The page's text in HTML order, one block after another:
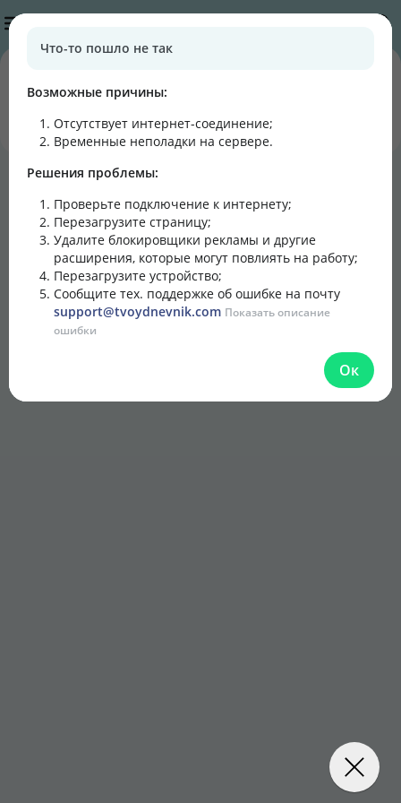
0подписчиков
Подписаться Написать
Блог Лента Кулинарная книга
Что-то пошло не так
Возможные причины:
Отсутствует интернет-соединение;
Временные неполадки на сервере.
Решения проблемы:
Проверьте подключение к интернету;
Перезагрузите страницу;
Удалите блокировщики рекламы и другие
расширения, которые могут повлиять на работу;
Перезагрузите устройство;
Сообщите тех. поддержке об ошибке на почту
support@tvoydnevnik.com Показать описание
ошибки
Ок